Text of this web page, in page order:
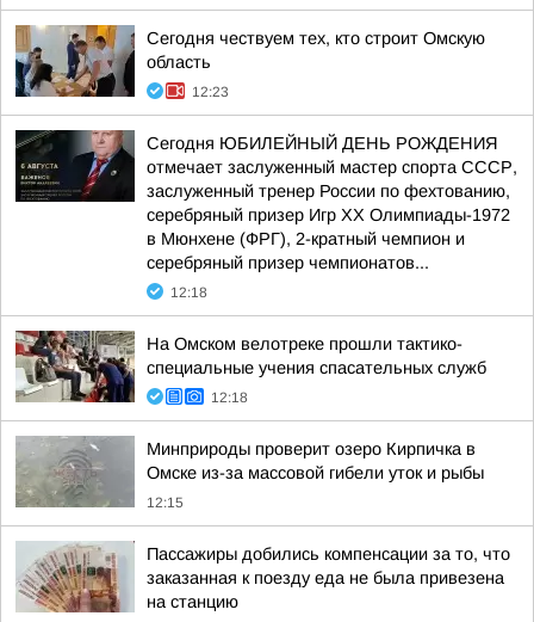
Сегодня чествуем тех, кто строит Омскую
область
12:23
Сегодня ЮБИЛЕЙНЫЙ ДЕНЬ РОЖДЕНИЯ
отмечает заслуженный мастер спорта СССР,
заслуженный тренер России по фехтованию,
серебряный призер Игр XX Олимпиады-1972
в Мюнхене (ФРГ), 2-кратный чемпион и
серебряный призер чемпионатов...
12:18
На Омском велотреке прошли тактико-
специальные учения спасательных служб
12:18
Минприроды проверит озеро Кирпичка в
Омске из-за массовой гибели уток и рыбы
12:15
Пассажиры добились компенсации за то, что
заказанная к поезду еда не была привезена
на станцию